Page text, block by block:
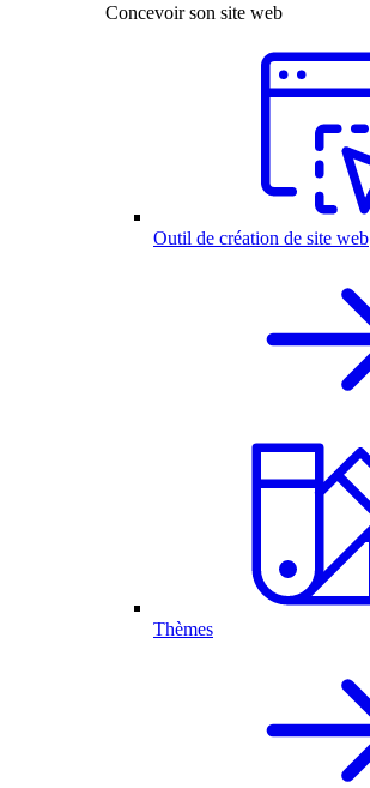
Concevoir son site web
Outil de création de site web
Thèmes